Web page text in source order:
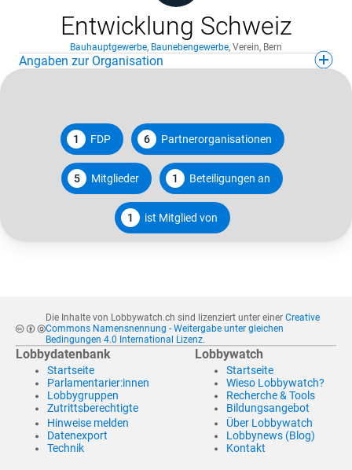
Entwicklung Schweiz
Bauhauptgewerbe, Baunebengewerbe, Verein, Bern
Angaben zur Organisation
1 FDP 6 Partnerorganisationen
5 Mitglieder 1 Beteiligungen an
1 ist Mitglied von
Die Inhalte von Lobbywatch.ch sind lizenziert unter einer Creative
Commons Namensnennung - Weitergabe unter gleichen
Bedingungen 4.0 International Lizenz.
Lobbydatenbank
Startseite
Parlamentarier:innen
Lobbygruppen
Zutrittsberechtigte
Hinweise melden
Datenexport
Technik
Lobbywatch
Startseite
Wieso Lobbywatch?
Recherche & Tools
Bildungsangebot
Über Lobbywatch
Lobbynews (Blog)
Kontakt